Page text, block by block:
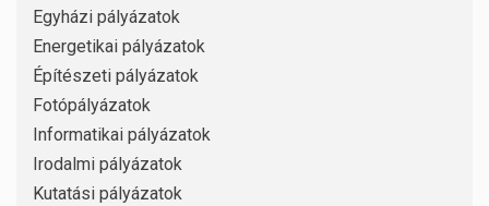
Egyházi pályázatok
Energetikai pályázatok
Építészeti pályázatok
Fotópályázatok
Informatikai pályázatok
Irodalmi pályázatok
Kutatási pályázatok